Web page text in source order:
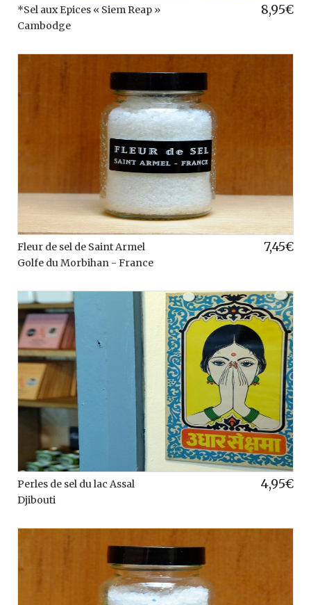
*Sel aux Epices « Siem Reap »
Cambodge
8,95€
Fleur de sel de Saint Armel
Golfe du Morbihan - France
7,45€
Perles de sel du lac Assal
Djibouti
4,95€